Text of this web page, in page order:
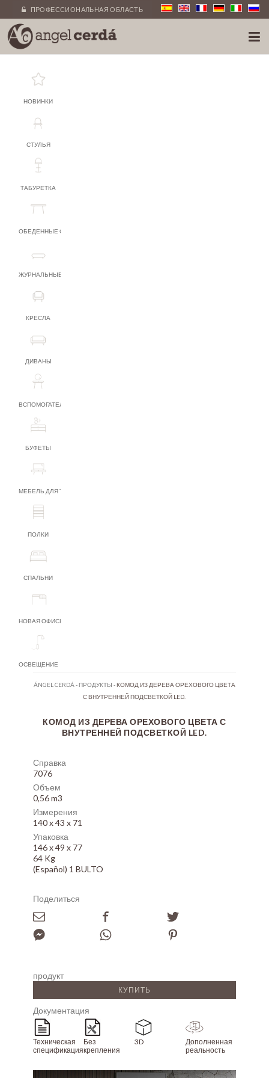
ПРОФЕССИОНАЛЬНАЯ ОБЛАСТЬ
НОВИНКИ
СТУЛЬЯ
ТАБУРЕТКА
ОБЕДЕННЫЕ СТОЛЫ
ЖУРНАЛЬНЫЕ СТОЛИКИ
КРЕСЛА
ДИВАНЫ
ВСПОМОГАТЕЛЬНАЯ МЕБЕЛЬ
БУФЕТЫ
МЕБЕЛЬ ДЛЯ ТВ
ПОЛКИ
СПАЛЬНИ
НОВАЯ ОФИСНАЯ МЕБЕЛЬ
ОСВЕЩЕНИЕ
ÁNGEL CERDÁ -ПРОДУКТЫ -КОМОД ИЗ ДЕРЕВА ОРЕХОВОГО ЦВЕТА
С ВНУТРЕННЕЙ ПОДСВЕТКОЙ LED.
КОМОД ИЗ ДЕРЕВА ОРЕХОВОГО ЦВЕТА С
ВНУТРЕННЕЙ ПОДСВЕТКОЙ LED.
Справка
7076
Объем
0,56 m3
Измерения
140 x 43 x 71
Упаковка
146 x 49 x 77
64 Kg
(Español) 1 BULTO
Поделиться
продукт
КУПИТЬ
Документация
Техническая
спецификация
Без
крепления
3D
Дополненная
реальность